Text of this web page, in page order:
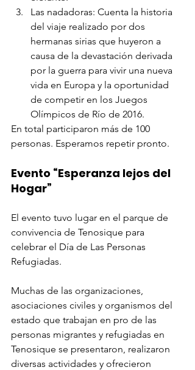
Las nadadoras: Cuenta la historia
del viaje realizado por dos
hermanas sirias que huyeron a
causa de la devastación derivada
por la guerra para vivir una nueva
vida en Europa y la oportunidad
de competir en los Juegos
Olímpicos de Río de 2016.
En total participaron más de 100
personas. Esperamos repetir pronto.
Evento “Esperanza lejos del
Hogar”
El evento tuvo lugar en el parque de
convivencia de Tenosique para
celebrar el Día de Las Personas
Refugiadas.
Muchas de las organizaciones,
asociaciones civiles y organismos del
estado que trabajan en pro de las
personas migrantes y refugiadas en
Tenosique se presentaron, realizaron
diversas actividades y ofrecieron